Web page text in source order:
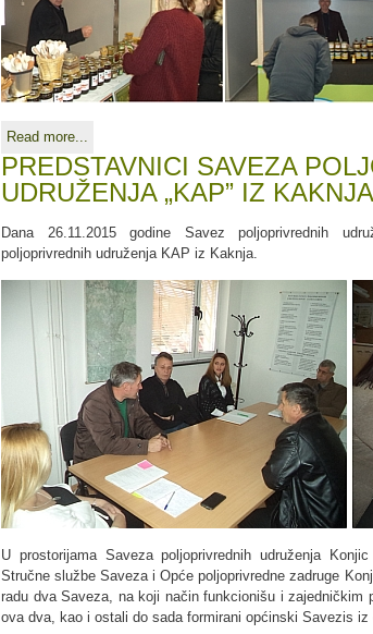
Read more...
PREDSTAVNICI SAVEZA
UDRUŽENJA „KAP” IZ
Dana 26.11.2015 godine Savez poljoprivrednih
poljoprivrednih udruženja KAP iz Kaknja.
U prostorijama Saveza poljoprivrednih udruženja
Stručne službe Saveza i Opće poljoprivredne zadruge
radu dva Saveza, na koji način funkcionišu i zajedničkim
ova dva, kao i ostali do sada formirani općinski Savezis